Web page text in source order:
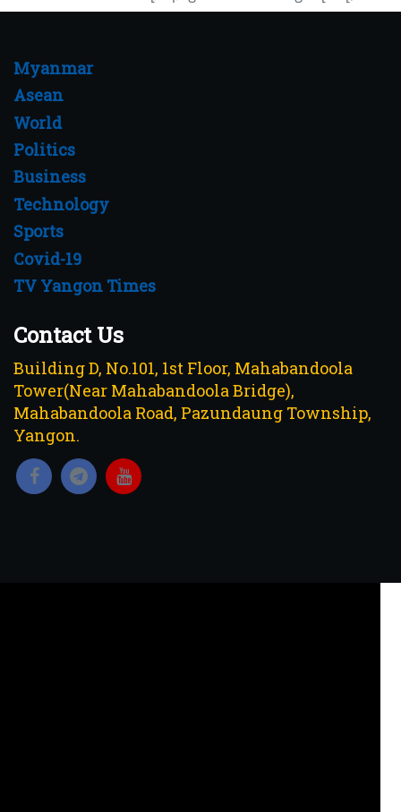
Myanmar
Asean
World
Politics
Business
Technology
Sports
Covid-19
TV Yangon Times
Contact Us
Building D, No.101, 1st Floor, Mahabandoola
Tower(Near Mahabandoola Bridge),
Mahabandoola Road, Pazundaung Township,
Yangon.